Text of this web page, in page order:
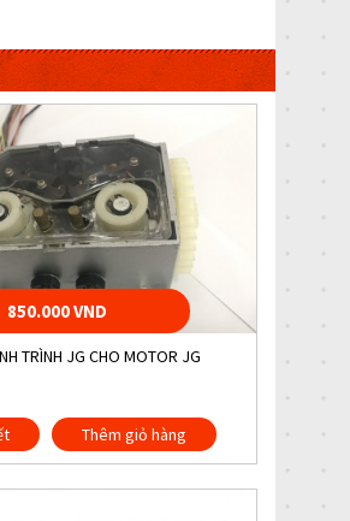
850.000 VND
TRÌNH JG CHO MOTOR JG
Thêm giỏ hàng